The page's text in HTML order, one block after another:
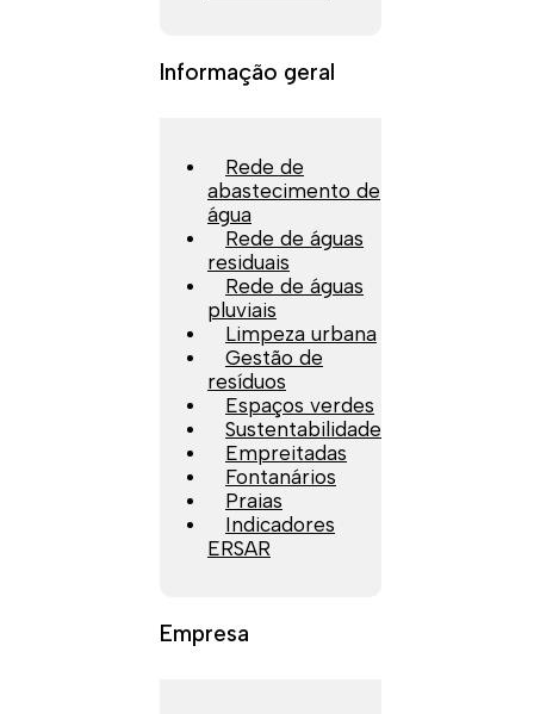
Informação geral
Rede de
abastecimento de
água
Rede de águas
residuais
Rede de águas
pluviais
Limpeza urbana
Gestão de
resíduos
Espaços verdes
Sustentabilidade
Empreitadas
Fontanários
Praias
Indicadores
ERSAR
Empresa